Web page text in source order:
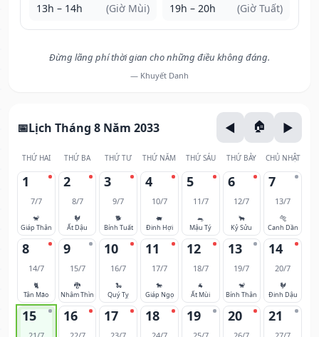
13h – 14h (Giờ Mùi) 19h – 20h (Giờ Tuất)
Đừng lãng phí thời gian cho những điều không đáng.
— Khuyết Danh
Lịch Tháng 8 Năm 2033
THỨ HAI THỨ BA THỨ TƯ THỨ NĂM THỨ SÁU THỨ BẢY CHỦ NHẬT
1
7/7
🐒
Giáp Thân
2
8/7
🐓
Ất Dậu
3
9/7
🐕
Bính Tuất
4
10/7
🐖
Đinh Hợi
5
11/7
🐀
Mậu Tý
6
12/7
🐂
Kỷ Sửu
7
13/7
🐅
Canh Dần
8
14/7
🐈
Tân Mão
9
15/7
🐉
Nhâm Thìn
10
16/7
🐍
Quý Tỵ
11
17/7
🐎
Giáp Ngọ
12
18/7
🐐
Ất Mùi
13
19/7
🐒
Bính Thân
14
20/7
🐓
Đinh Dậu
15 16 17 18 19 20 21